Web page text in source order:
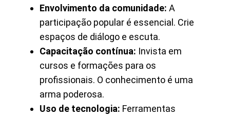
Envolvimento da comunidade: A
participação popular é essencial. Crie
espaços de diálogo e escuta.
Capacitação contínua: Invista em
cursos e formações para os
profissionais. O conhecimento é uma
arma poderosa.
Uso de tecnologia: Ferramentas